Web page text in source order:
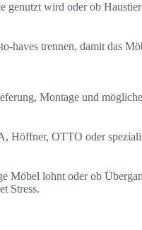
wird oder ob
haves trennen, damit das
Montage und
Höffner, OTTO oder
Möbel lohnt oder ob
Stress.